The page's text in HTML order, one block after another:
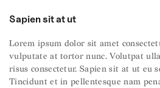
Sapien sit at ut
Lorem ipsum dolor sit amet
vulputate at tortor nunc. Volutpat
risus consectetur. Sapien sit at ut eu
Tincidunt et in pellentesque nam